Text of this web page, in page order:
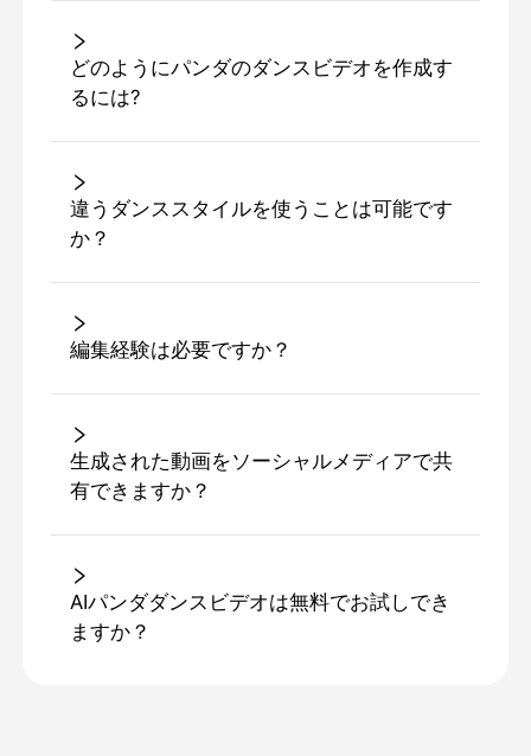
どのようにパンダのダンスビデオを作成す
るには?
違うダンススタイルを使うことは可能です
か？
編集経験は必要ですか？
生成された動画をソーシャルメディアで共
有できますか？
AIパンダダンスビデオは無料でお試しでき
ますか？